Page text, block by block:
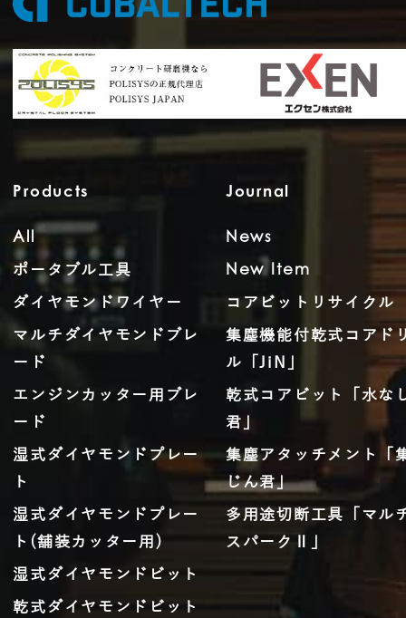
Products
All
ポータブル工具
ダイヤモンドワイヤー
マルチダイヤモンドブレ
ード
エンジンカッター用ブレ
ード
湿式ダイヤモンドプレー
ト
湿式ダイヤモンドプレー
ト(舗装カッター用)
湿式ダイヤモンドビット
乾式ダイヤモンドビット
Journal
News
New Item
コアビットリサイクル
集塵機能付乾式コアド
ル「JiN」
乾式コアビット「水な
君」
集塵アタッチメント「
じん君」
多用途切断工具「マル
スパークⅡ」